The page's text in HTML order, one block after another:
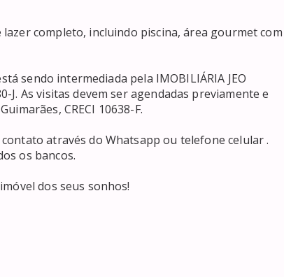
completo, incluindo piscina, área gourmet com
sendo intermediada pela IMOBILIÁRIA JEO
J. As visitas devem ser agendadas previamente e
CRECI 10638-F.
através do Whatsapp ou telefone celular .
os bancos.
dos seus sonhos!